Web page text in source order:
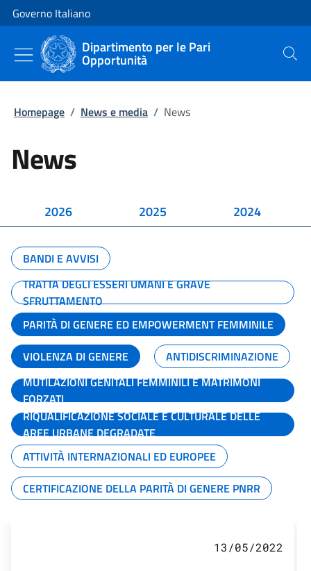
Vai al contenuto
Vai alla navigazione del sito
Governo Italiano
Dipartimento per le Pari
Opportunità Cerca
Homepage / News e media / News
News
2026 2025 2024
BANDI E AVVISI
TRATTA DEGLI ESSERI UMANI E GRAVE
SFRUTTAMENTO
PARITÀ DI GENERE ED EMPOWERMENT FEMMINILE
VIOLENZA DI GENERE
ANTIDISCRIMINAZIONE
MUTILAZIONI GENITALI FEMMINILI E MATRIMONI
FORZATI
RIQUALIFICAZIONE SOCIALE E CULTURALE DELLE
AREE URBANE DEGRADATE
ATTIVITÀ INTERNAZIONALI ED EUROPEE
CERTIFICAZIONE DELLA PARITÀ DI GENERE PNRR
13/05/2022